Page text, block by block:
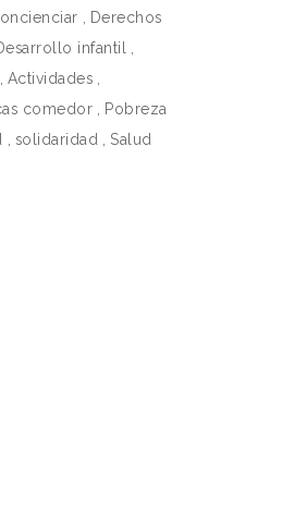
Derechos
infantil
Actividades
comedor
Pobreza
solidaridad Salud